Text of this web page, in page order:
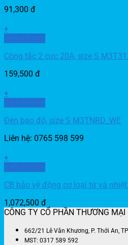
91,300 đ
+
Công tắc 2 cực 20A, size S
159,500 đ
+
Đèn báo đỏ, size S M3TNRD_WE
Liên hệ: 0765 598 599
+
CB bảo vệ động cơ loại từ và nhiệt
1,072,500 đ
CÔNG TY CỔ PHẦN THƯƠNG
662/21 Lê Văn Khương, P. Thới An,
MST: 0317 589 592